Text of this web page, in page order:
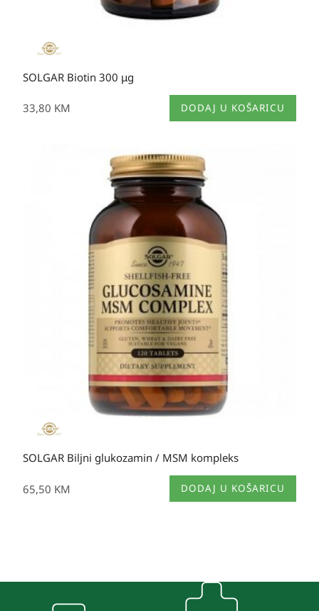
SOLGAR Biotin 300 μg
33,80 KM DODAJ U KOŠARICU
SOLGAR Biljni glukozamin / MSM kompleks
65,50 KM DODAJ U KOŠARICU